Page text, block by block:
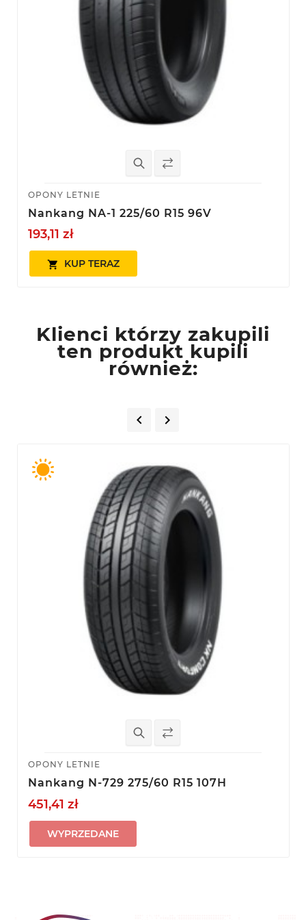
OPONY LETNIE
Nankang NA-1 225/60 R15 96V
193,11 zł
 KUP TERAZ
Klienci którzy zakupili
ten produkt kupili
również:
 
OPONY LETNIE
Nankang N-729 275/60 R15 107H
451,41 zł
WYPRZEDANE